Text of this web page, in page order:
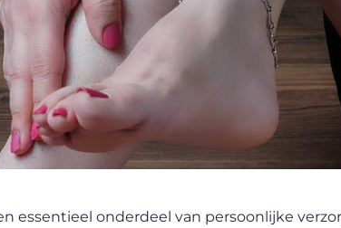
essentieel onderdeel van persoonlijke